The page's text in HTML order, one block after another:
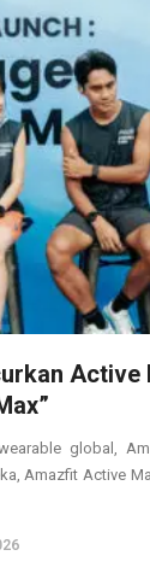
Active
global,
Amazfit Active